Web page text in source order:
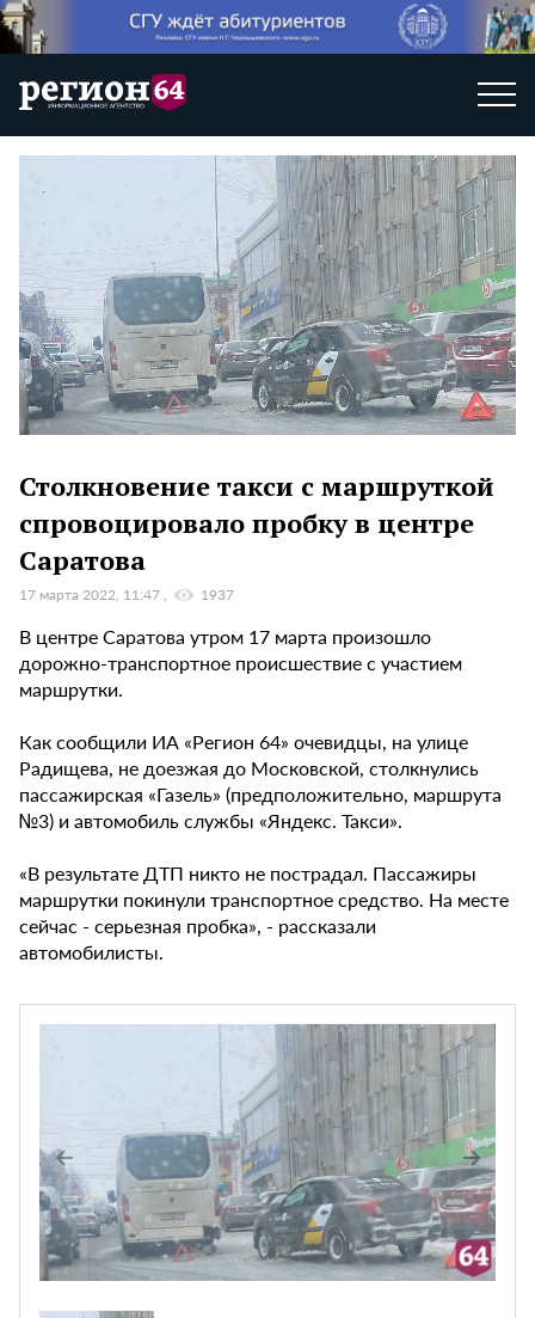
Столкновение такси с маршруткой
спровоцировало пробку в центре
Саратова
17 марта 2022, 11:47 1937
В центре Саратова утром 17 марта произошло
дорожно-транспортное происшествие с участием
маршрутки.
Как сообщили ИА «Регион 64» очевидцы, на улице
Радищева, не доезжая до Московской, столкнулись
пассажирская «Газель» (предположительно, маршрута
№3) и автомобиль службы «Яндекс. Такси».
«В результате ДТП никто не пострадал. Пассажиры
маршрутки покинули транспортное средство. На месте
сейчас - серьезная пробка», - рассказали
автомобилисты.